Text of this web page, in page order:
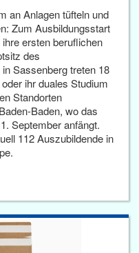
an Anlagen tüfteln und
Zum Ausbildungsstart
ersten beruflichen
des
Sassenberg treten 18
ihr duales Studium
Standorten
Baden, wo das
September anfängt.
112 Auszubildende in